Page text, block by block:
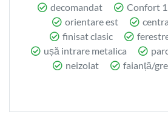
decomandat Confort 1
orientare est
finisat clasic
ușă intrare metalica
neizolat
faianță/